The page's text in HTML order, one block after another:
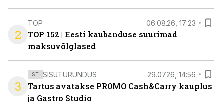
2
TOP 06.08.26, 17:23
TOP 152 | Eesti kaubanduse suurimad
maksuvõlglased
3
ST SISUTURUNDUS 29.07.26, 14:56
Tartus avatakse PROMO Cash&Carry kauplus
ja Gastro Studio